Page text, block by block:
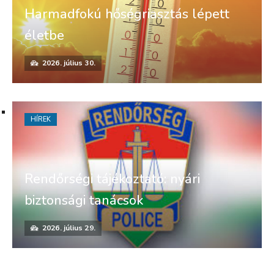
Harmadfokú hőségriasztás lépett
életbe
2026. július 30.
Rendőrségi tájékoztató: nyári
biztonsági tanácsok
2026. július 29.
HÍREK